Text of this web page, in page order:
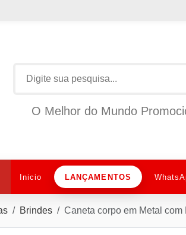
O Melhor do Mundo
Inicio LANÇAMENTOS
Brindes Caneta corpo em Metal